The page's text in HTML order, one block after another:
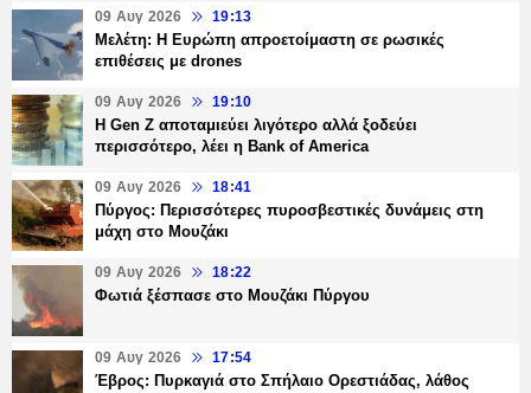
09 Αυγ 2026 19:13
Μελέτη: Η Ευρώπη απροετοίμαστη σε ρωσικές
επιθέσεις με drones
09 Αυγ 2026 19:10
Η Gen Z αποταμιεύει λιγότερο αλλά ξοδεύει
περισσότερο, λέει η Bank of America
09 Αυγ 2026 18:41
Πύργος: Περισσότερες πυροσβεστικές δυνάμεις στη
μάχη στο Μουζάκι
09 Αυγ 2026 18:22
Φωτιά ξέσπασε στο Μουζάκι Πύργου
09 Αυγ 2026 17:54
Έβρος: Πυρκαγιά στο Σπήλαιο Ορεστιάδας, λάθος